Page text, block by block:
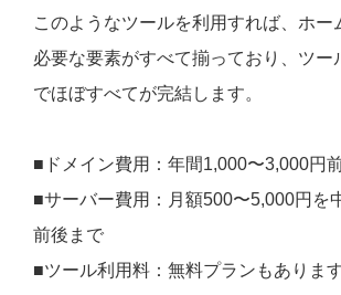
このようなツールを利用すれば、ホー
必要な要素がすべて揃っており、ツー
でほぼすべてが完結します。
■ドメイン費用：年間1,000〜3,000円
■サーバー費用：月額500〜5,000円を
前後まで
■ツール利用料：無料プランもありま